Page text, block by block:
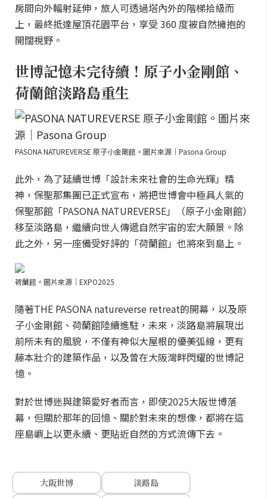
房間向外輻射延伸，旅人可透過塔內外的階梯拾級而
上，最終抵達屋頂花園平台，享受 360 度被自然擁抱的
開闊視野。
世博記憶未完待續！原子小金剛館、
荷蘭館淡路島重生
PASONA NATUREVERSE 原子小金剛館。圖片來源｜Pasona Group
此外，為了延續世博「設計未來社會的生命光輝」精
神，保聖那集團已正式宣布，將把世博會中極具人氣的
保聖那館「PASONA NATUREVERSE」（原子小金剛館）
移至淡路島，繼續向世人傳遞自然宇宙的宏大願景。除
此之外，另一座備受好評的「荷蘭館」也將來到島上。
荷蘭館。圖片來源｜EXPO2025
隨著THE PASONA natureverse retreat的開幕，以及原
子小金剛館、荷蘭館陸續進駐，未來，淡路島將展現出
前所未有的風貌，不僅有神似大屋根的優美弧線，更有
藤本壯介的建築作品，以及曾在大阪灣畔閃耀的世博記
憶。
對於世博迷與建築愛好者而言，即使2025大阪世博落
幕，但關於那年的回憶、關於對未來的想像，都將在這
座島嶼上以更永續、更貼近自然的方式流傳下去。
大阪世博
淡路島